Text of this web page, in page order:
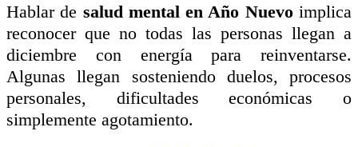
Hablar de salud mental en Año Nuevoimplica
reconocer que no todas las personas llegan a
diciembre con energía para reinventarse.
Algunas llegan sosteniendo duelos, procesos
personales, dificultades económicas o
simplemente agotamiento.